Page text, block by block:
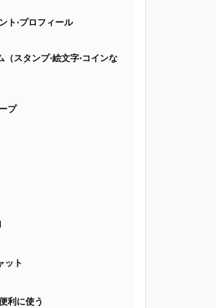
ト⋅プロフィール
（スタンプ⋅絵文字⋅コインな
プ
ット
利に使う